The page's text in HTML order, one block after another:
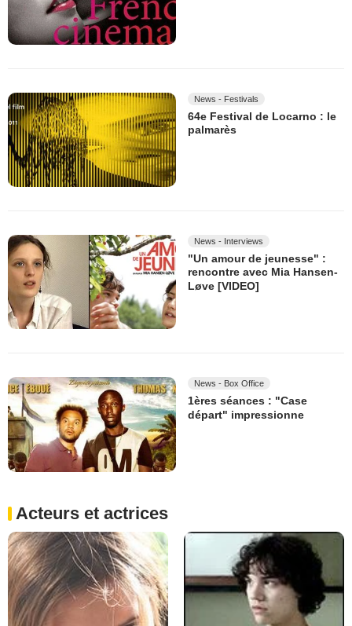
News - Festivals
64e Festival de Locarno : le
palmarès
News - Interviews
"Un amour de jeunesse" :
rencontre avec Mia Hansen-
Løve [VIDEO]
News - Box Office
1ères séances : "Case
départ" impressionne
Acteurs et actrices